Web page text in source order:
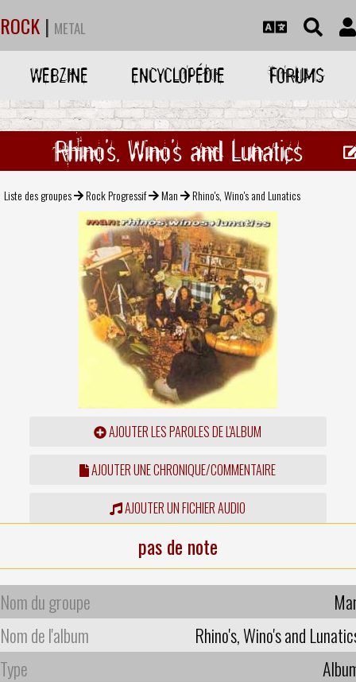
ROCK | METAL
WEBZINE ENCYCLOPÉDIE FORUMS
Rhino's, Wino's and Lunatics
Liste des groupes Rock Progressif Man Rhino's, Wino's and Lunatics
AJOUTER LES PAROLES DE L'ALBUM
AJOUTER UNE CHRONIQUE/COMMENTAIRE
AJOUTER UN FICHIER AUDIO
pas de note
Nom du groupe
Nom de l'album
Rhino's, Wino's and
Type